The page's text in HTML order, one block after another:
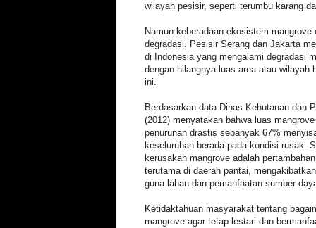
wilayah pesisir, seperti terumbu karang
Namun keberadaan ekosistem
degradasi. Pesisir Serang dan Jakarta
di Indonesia yang mengalami degradasi
dengan hilangnya luas area atau wilayah
ini.
Berdasarkan data Dinas Kehutanan dan
(2012) menyatakan bahwa luas
penurunan drastis sebanyak 67%
keseluruhan berada pada kondisi rusak.
kerusakan mangrove adalah
terutama di daerah pantai,
guna lahan dan pemanfaatan sumber
Ketidaktahuan masyarakat tentang
mangrove agar tetap lestari dan